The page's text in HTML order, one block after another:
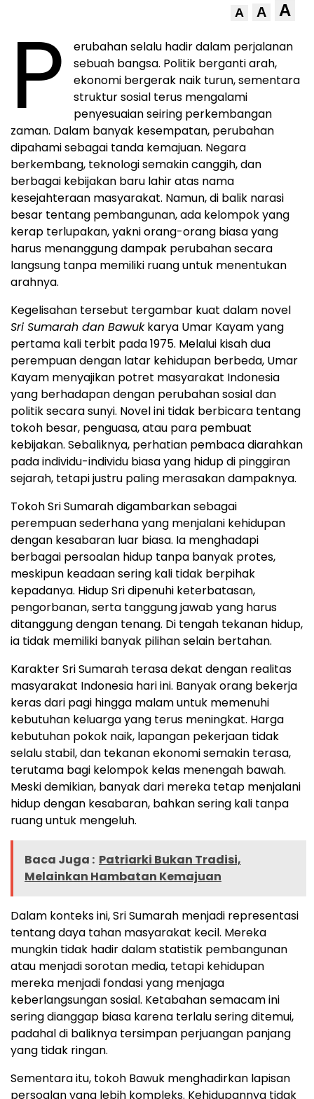
A A A
P
erubahan selalu hadir dalam perjalanan
sebuah bangsa. Politik berganti arah,
ekonomi bergerak naik turun, sementara
struktur sosial terus mengalami
penyesuaian seiring perkembangan
zaman. Dalam banyak kesempatan, perubahan
dipahami sebagai tanda kemajuan. Negara
berkembang, teknologi semakin canggih, dan
berbagai kebijakan baru lahir atas nama
kesejahteraan masyarakat. Namun, di balik narasi
besar tentang pembangunan, ada kelompok yang
kerap terlupakan, yakni orang-orang biasa yang
harus menanggung dampak perubahan secara
langsung tanpa memiliki ruang untuk menentukan
arahnya.
Kegelisahan tersebut tergambar kuat dalam novel
Sri Sumarah dan Bawukkarya Umar Kayam yang
pertama kali terbit pada 1975. Melalui kisah dua
perempuan dengan latar kehidupan berbeda, Umar
Kayam menyajikan potret masyarakat Indonesia
yang berhadapan dengan perubahan sosial dan
politik secara sunyi. Novel ini tidak berbicara tentang
tokoh besar, penguasa, atau para pembuat
kebijakan. Sebaliknya, perhatian pembaca diarahkan
pada individu-individu biasa yang hidup di pinggiran
sejarah, tetapi justru paling merasakan dampaknya.
Tokoh Sri Sumarah digambarkan sebagai
perempuan sederhana yang menjalani kehidupan
dengan kesabaran luar biasa. Ia menghadapi
berbagai persoalan hidup tanpa banyak protes,
meskipun keadaan sering kali tidak berpihak
kepadanya. Hidup Sri dipenuhi keterbatasan,
pengorbanan, serta tanggung jawab yang harus
ditanggung dengan tenang. Di tengah tekanan hidup,
ia tidak memiliki banyak pilihan selain bertahan.
Karakter Sri Sumarah terasa dekat dengan realitas
masyarakat Indonesia hari ini. Banyak orang bekerja
keras dari pagi hingga malam untuk memenuhi
kebutuhan keluarga yang terus meningkat. Harga
kebutuhan pokok naik, lapangan pekerjaan tidak
selalu stabil, dan tekanan ekonomi semakin terasa,
terutama bagi kelompok kelas menengah bawah.
Meski demikian, banyak dari mereka tetap menjalani
hidup dengan kesabaran, bahkan sering kali tanpa
ruang untuk mengeluh.
Baca Juga : Patriarki Bukan Tradisi,
Melainkan Hambatan Kemajuan
Dalam konteks ini, Sri Sumarah menjadi representasi
tentang daya tahan masyarakat kecil. Mereka
mungkin tidak hadir dalam statistik pembangunan
atau menjadi sorotan media, tetapi kehidupan
mereka menjadi fondasi yang menjaga
keberlangsungan sosial. Ketabahan semacam ini
sering dianggap biasa karena terlalu sering ditemui,
padahal di baliknya tersimpan perjuangan panjang
yang tidak ringan.
Sementara itu, tokoh Bawuk menghadirkan lapisan
persoalan yang lebih kompleks. Kehidupannya tidak